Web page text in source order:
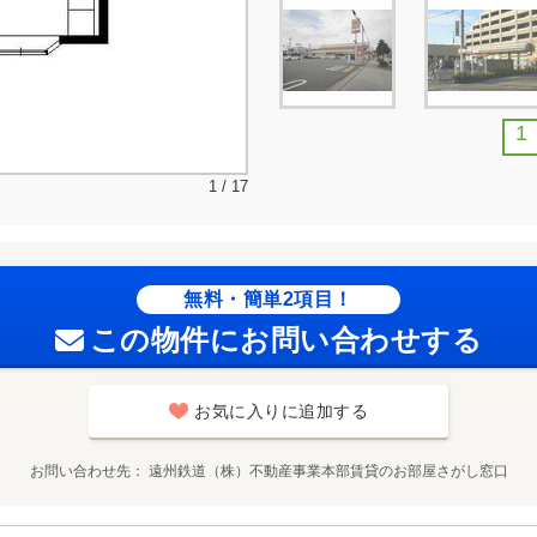
1 / 17
1
無料・簡単2項目！
この物件にお問い合わせする
お気に入りに追加する
お問い合わせ先 遠州鉄道（株）不動産事業本部賃貸のお部屋さがし窓口